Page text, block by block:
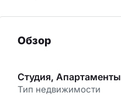
Обзор
Студия, Апартаменты
Тип недвижимости